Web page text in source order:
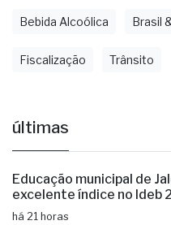
Bebida Alcoólica Brasil
Fiscalização Trânsito
últimas
Educação municipal de
excelente índice no Ideb
há 21 horas